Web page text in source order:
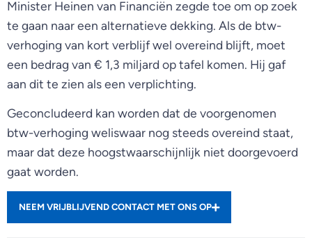
Minister Heinen van Financiën zegde toe om op zoek
te gaan naar een alternatieve dekking. Als de btw-
verhoging van kort verblijf wel overeind blijft, moet
een bedrag van € 1,3 miljard op tafel komen. Hij gaf
aan dit te zien als een verplichting.
Geconcludeerd kan worden dat de voorgenomen
btw-verhoging weliswaar nog steeds overeind staat,
maar dat deze hoogstwaarschijnlijk niet doorgevoerd
gaat worden.
NEEM VRIJBLIJVEND CONTACT MET ONS OP